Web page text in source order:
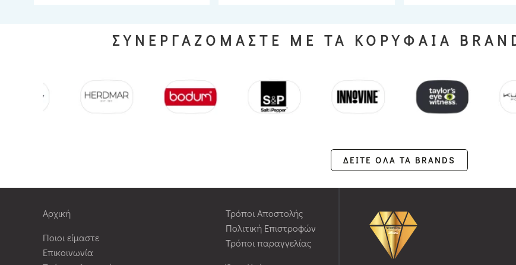
ΣΥΝΕΡΓΑΖΟΜΑΣΤΕ ΜΕ ΤΑ ΚΟΡΥΦΑΙΑ
ΔΕΙΤΕ ΟΛΑ ΤΑ BRANDS
Αρχική
Ποιοι είμαστε
Επικοινωνία
Τρόποι Αποστολής
Πολιτική Επιστροφών
Τρόποι παραγγελίας